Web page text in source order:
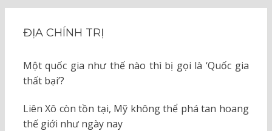
ĐỊA CHÍNH TRỊ
Một quốc gia như thế nào thì bị gọi là ‘Quốc gia
thất bại’?
Liên Xô còn tồn tại, Mỹ không thể phá tan hoang
thế giới như ngày nay